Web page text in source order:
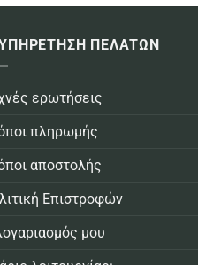
ΠΕΛΑΤΩΝ
ερωτήσεις
πληρωμής
αποστολής
Επιστροφών
μου